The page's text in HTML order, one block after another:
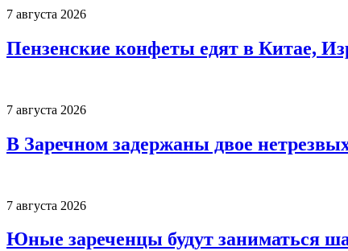
7 августа 2026
Пензенские конфеты едят в Китае,
7 августа 2026
В Заречном задержаны двое
7 августа 2026
Юные зареченцы будут заниматься